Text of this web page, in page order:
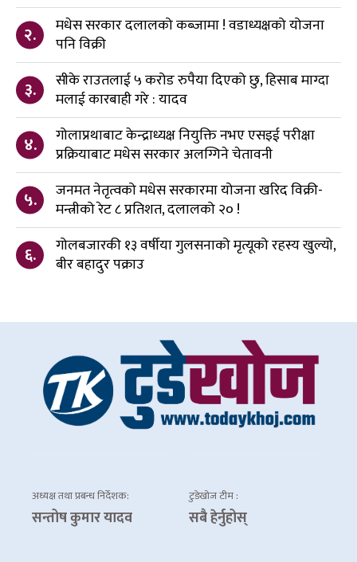
२.
मधेस सरकार दलालको कब्जामा ! वडाध्यक्षको योजना
पनि विक्री
३.
सीके राउतलाई ५ करोड रुपैया दिएको छु, हिसाब माग्दा
मलाई कारबाही गरे : यादव
४.
गोलाप्रथाबाट केन्द्राध्यक्ष नियुक्ति नभए एसइई परीक्षा
प्रक्रियाबाट मधेस सरकार अलग्गिने चेतावनी
५.
जनमत नेतृत्वको मधेस सरकारमा योजना खरिद विक्री-
मन्त्रीको रेट ८ प्रतिशत, दलालको २० !
६.
गोलबजारकी १३ वर्षीया गुलसनाको मृत्यूको रहस्य खुल्यो,
बीर बहादुर पक्राउ
अध्यक्ष तथा प्रबन्ध निर्देशक:
सन्तोष कुमार यादव
टुडेखोज टीम :
सबै हेर्नुहोस्